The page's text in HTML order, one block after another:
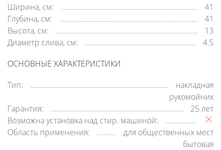
Ширина, см:
41
Глубина, см:
41
Высота, см:
13
Диаметр слива, см:
4.5
ОСНОВНЫЕ ХАРАКТЕРИСТИКИ
Тип:
накладная
рукомойник
Гарантия:
25 лет
Возможна установка над стир. машиной:
Область применения:
для общественных мест
бытовая